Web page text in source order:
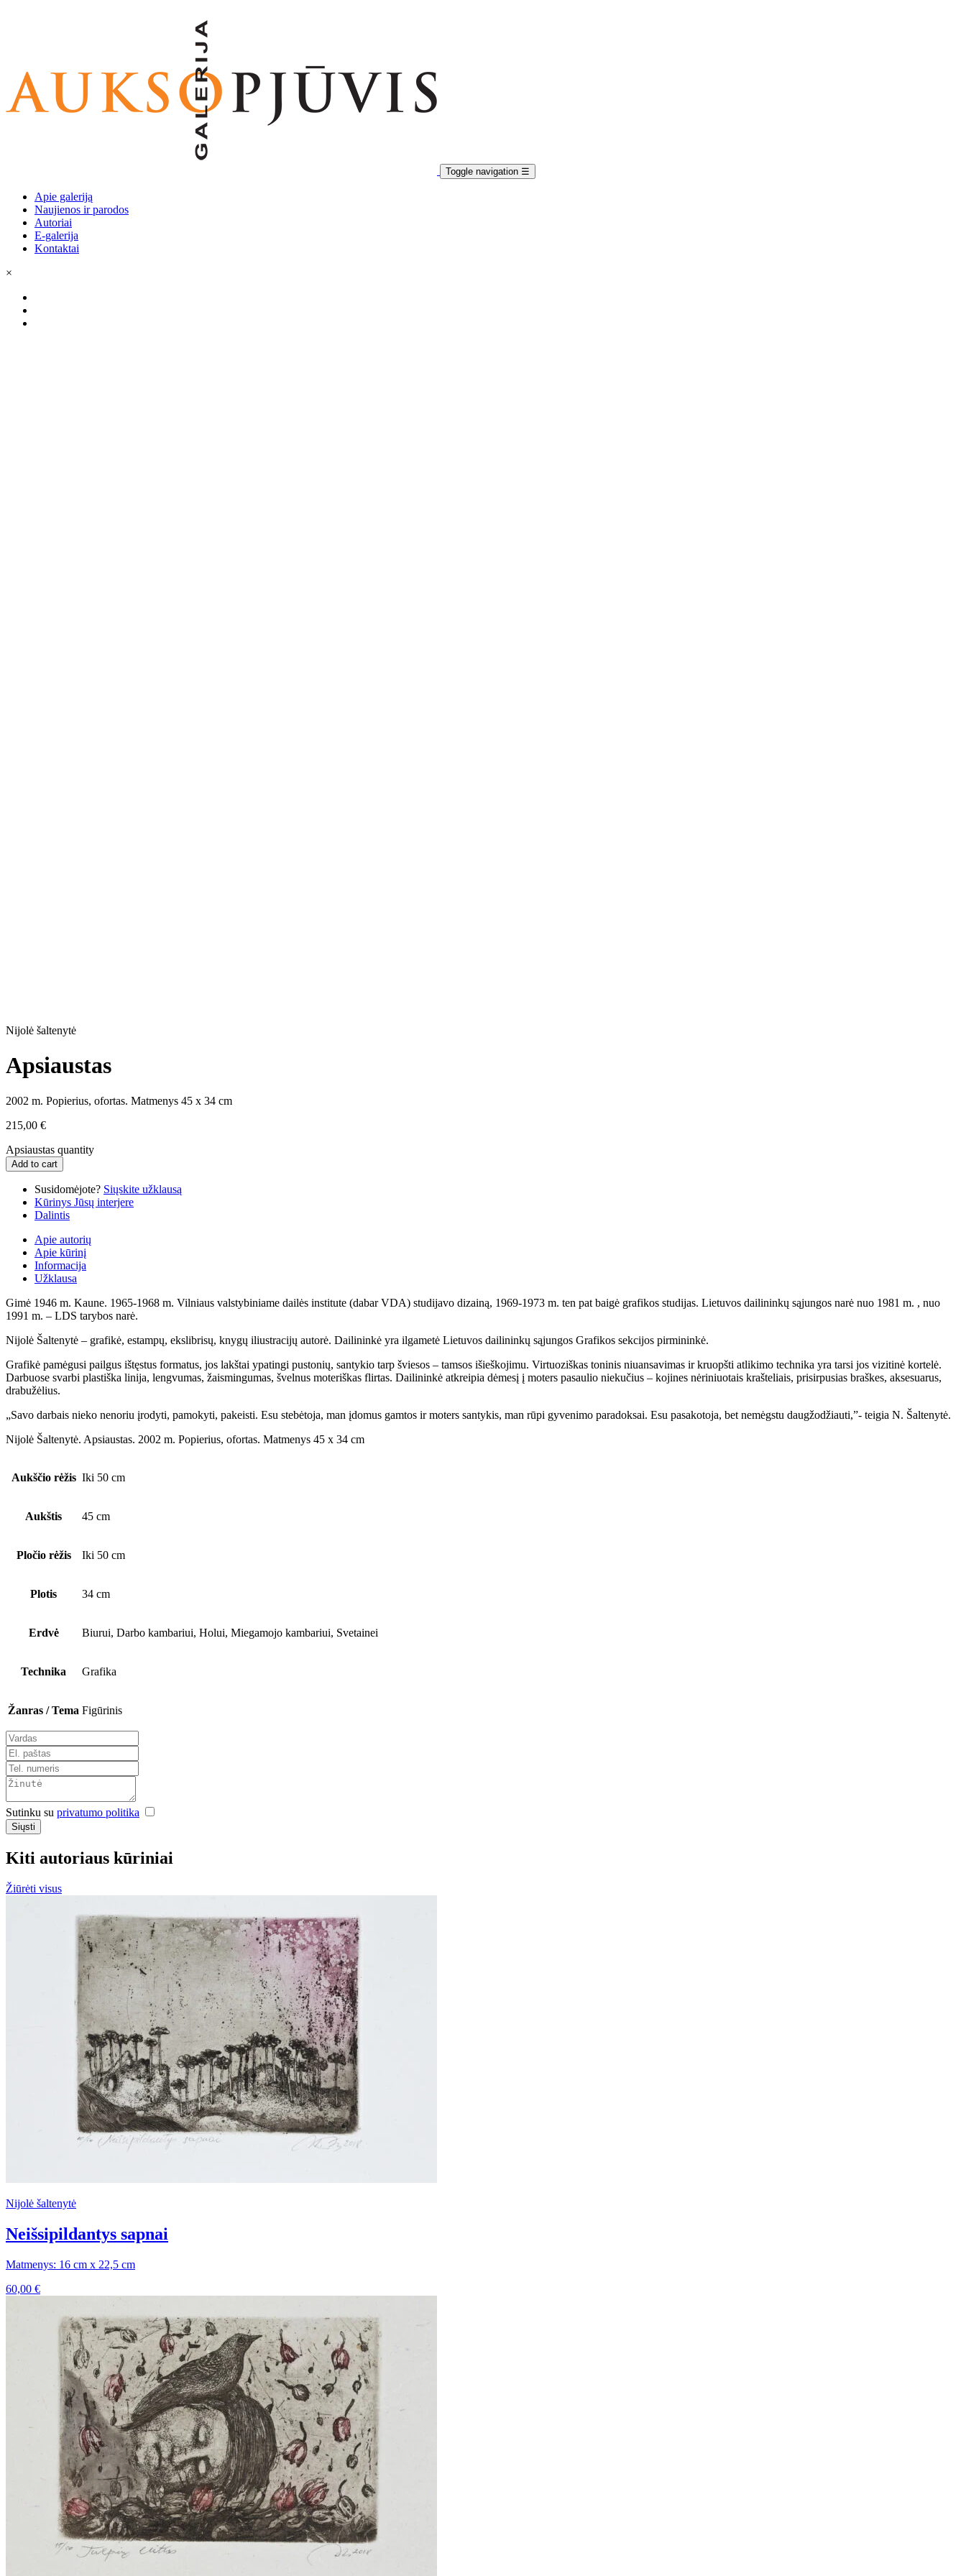
Toggle navigation ☰
Apie galeriją
Naujienos ir parodos
Autoriai
E-galerija
Kontaktai
×
Nijolė šaltenytė
Apsiaustas
2002 m. Popierius, ofortas. Matmenys 45 x 34 cm
215,00 €
Apsiaustas quantity
Add to cart
Susidomėjote? Siųskite užklausą
Kūrinys Jūsų interjere
Dalintis
Apie autorių
Apie kūrinį
Informacija
Užklausa
Gimė 1946 m. Kaune. 1965-1968 m. Vilniaus valstybiniame dailės institute (dabar VDA) studijavo dizainą, 1969-1973 m. ten pat baigė grafikos studijas. Lietuvos dailininkų sąjungos narė nuo 1981 m. , nuo
1991 m. – LDS tarybos narė.
Nijolė Šaltenytė – grafikė, estampų, ekslibrisų, knygų iliustracijų autorė. Dailininkė yra ilgametė Lietuvos dailininkų sąjungos Grafikos sekcijos pirmininkė.
Grafikė pamėgusi pailgus ištęstus formatus, jos lakštai ypatingi pustonių, santykio tarp šviesos – tamsos išieškojimu. Virtuoziškas toninis niuansavimas ir kruopšti atlikimo technika yra tarsi jos vizitinė kortelė.
Darbuose svarbi plastiška linija, lengvumas, žaismingumas, švelnus moteriškas flirtas. Dailininkė atkreipia dėmesį į moters pasaulio niekučius – kojines nėriniuotais krašteliais, prisirpusias braškes, aksesuarus,
drabužėlius.
„Savo darbais nieko nenoriu įrodyti, pamokyti, pakeisti. Esu stebėtoja, man įdomus gamtos ir moters santykis, man rūpi gyvenimo paradoksai. Esu pasakotoja, bet nemėgstu daugžodžiauti,”- teigia N. Šaltenytė.
Nijolė Šaltenytė. Apsiaustas. 2002 m. Popierius, ofortas. Matmenys 45 x 34 cm
Aukščio rėžis Iki 50 cm
Aukštis 45 cm
Pločio rėžis Iki 50 cm
Plotis 34 cm
Erdvė Biurui, Darbo kambariui, Holui, Miegamojo kambariui, Svetainei
Technika Grafika
Žanras / Tema Figūrinis
Sutinku su privatumo politika
Siųsti
Kiti autoriaus kūriniai
Žiūrėti visus
Nijolė šaltenytė
Neišsipildantys sapnai
Matmenys: 16 cm x 22,5 cm
60,00 €